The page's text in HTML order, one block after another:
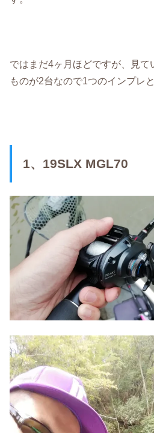
ではまだ4ヶ月ほどですが、見て
ものが2台なので1つのインプレと
1、19SLX MGL70